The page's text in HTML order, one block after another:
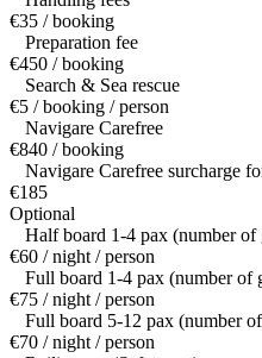
€35 / booking
Preparation fee
€450 / booking
Search & Sea rescue
€5 / booking / person
Navigare Carefree
€840 / booking
Navigare Carefree surcharge
€185
Optional
Half board 1-4 pax (number of
€60 / night / person
Full board 1-4 pax (number of
€75 / night / person
Full board 5-12 pax (number
€70 / night / person